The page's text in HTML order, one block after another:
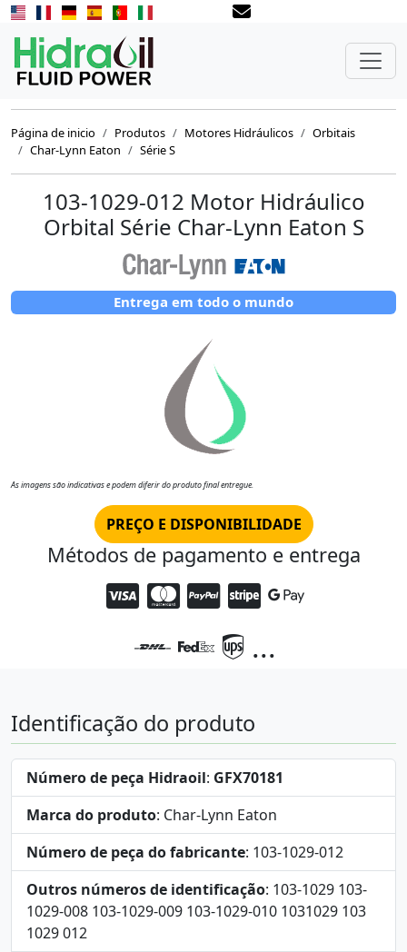
Página de inicio Produtos Motores Hidráulicos
Orbitais
Char-Lynn Eaton
Série S
103-1029-012 Motor Hidráulico
Orbital Série Char-Lynn Eaton S
Entrega em todo o mundo
As imagens são indicativas e podem diferir do produto final entregue.
PREÇO E DISPONIBILIDADE
Métodos de pagamento e entrega
...
Identificação do produto
Número de peça Hidraoil: GFX70181
Marca do produto: Char-Lynn Eaton
Número de peça do fabricante: 103-1029-012
Outros números de identificação: 103-1029 103-
1029-008 103-1029-009 103-1029-010 1031029 103
1029 012